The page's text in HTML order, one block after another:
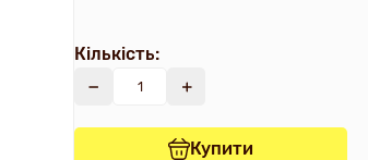
Кількість:
Купити